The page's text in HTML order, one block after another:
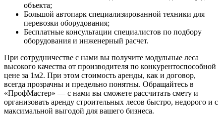
объекта;
Большой автопарк специализированной техники для
перевозки оборудования;
Бесплатные консультации специалистов по подбору
оборудования и инженерный расчет.
При сотрудничестве с нами вы получите модульные леса
высокого качества от производителя по конкурентоспособной
цене за 1м2. При этом стоимость аренды, как и договор,
всегда прозрачны и предельно понятны. Обращайтесь в
«ПрофМастер» — с нами вы сможете рассчитать смету и
организовать аренду строительных лесов быстро, недорого и с
максимальной выгодой для вашего бизнеса.